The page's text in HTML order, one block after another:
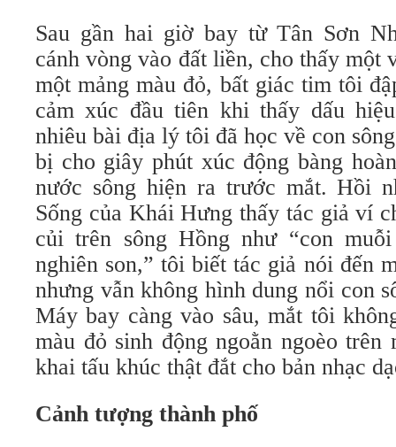
Sau gần hai giờ bay từ Tân Sơn
cánh vòng vào đất liền, cho thấy một
một mảng màu đỏ, bất giác tim tôi
cảm xúc đầu tiên khi thấy dấu
nhiêu bài địa lý tôi đã học về con
bị cho giây phút xúc động bàng
nước sông hiện ra trước mắt. Hồi
Sống của Khái Hưng thấy tác giả ví
củi trên sông Hồng như “con
nghiên son,” tôi biết tác giả nói đến
nhưng vẫn không hình dung nổi con
Máy bay càng vào sâu, mắt tôi
màu đỏ sinh động ngoằn ngoèo
khai tấu khúc thật đắt cho bản nhạc
Cảnh tượng thành phố